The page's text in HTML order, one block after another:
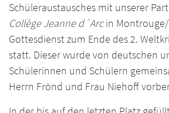
Schüleraustausches mit unserer
Collège Jeanne d´Arcin Montrouge/
Gottesdienst zum Ende des 2.
statt. Dieser wurde von deutschen
Schülerinnen und Schülern
Herrn Frönd und Frau Niehoff